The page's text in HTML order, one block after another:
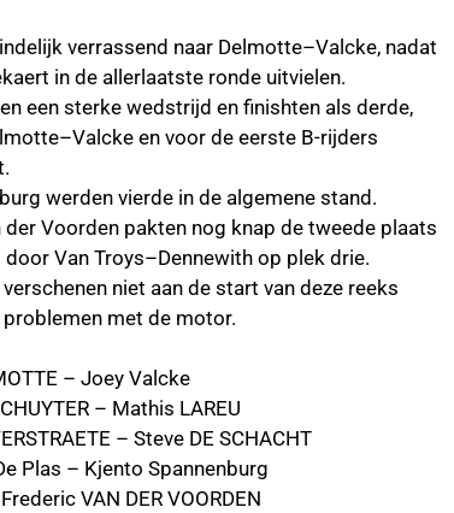
verrassend naar Delmotte–Valcke, nadat
in de allerlaatste ronde uitvielen.
een sterke wedstrijd en finishten als derde,
en voor de eerste B-rijders
werden vierde in de algemene stand.
der Voorden pakten nog knap de tweede plaats
Van Troys–Dennewith op plek drie.
niet aan de start van deze reeks
met de motor.
– Joey Valcke
– Mathis LAREU
– Steve DE SCHACHT
Plas – Kjento Spannenburg
VAN DER VOORDEN